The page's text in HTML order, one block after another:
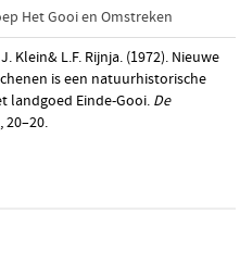
Het Gooi en Omstreken
Klein& L.F. Rijnja. (1972). Nieuwe
is een natuurhistorische
landgoed Einde-Gooi. De
20–20.